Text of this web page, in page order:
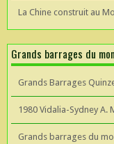
La Chine construit au
Grands barrages du
Grands Barrages
1980 Vidalia-Sydney A.
Grands barrages du